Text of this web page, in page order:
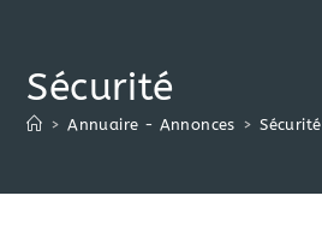
Sécurité
> Annuaire - Annonces > Sécurité